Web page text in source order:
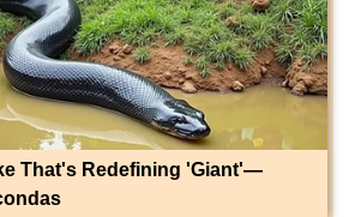
That's Redefining 'Giant'—